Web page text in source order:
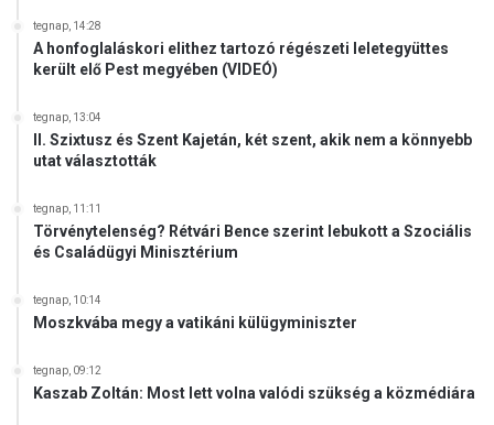
tegnap, 14:28
A honfoglaláskori elithez tartozó régészeti leletegyüttes
került elő Pest megyében (VIDEÓ)
tegnap, 13:04
II. Szixtusz és Szent Kajetán, két szent, akik nem a könnyebb
utat választották
tegnap, 11:11
Törvénytelenség? Rétvári Bence szerint lebukott a Szociális
és Családügyi Minisztérium
tegnap, 10:14
Moszkvába megy a vatikáni külügyminiszter
tegnap, 09:12
Kaszab Zoltán: Most lett volna valódi szükség a közmédiára